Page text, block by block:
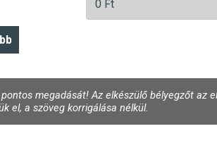
megadását! Az elkészülő bélyegzőt az
el, a szöveg korrigálása nélkül.